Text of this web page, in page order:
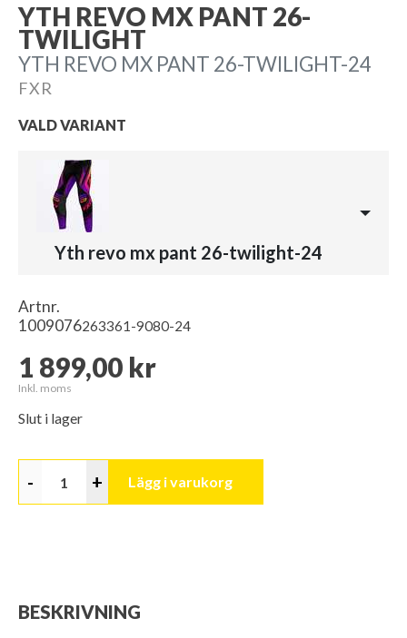
YTH REVO MX PANT 26-
TWILIGHT
YTH REVO MX PANT 26-TWILIGHT-24
FXR
VALD VARIANT
Yth revo mx pant 26-twilight-24
Artnr.
1009076263361-9080-24
1 899,00 kr
Inkl. moms
Slut i lager
- + Lägg i varukorg
BESKRIVNING